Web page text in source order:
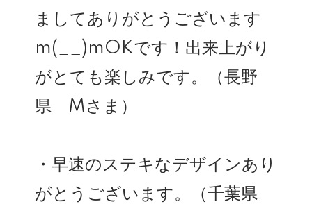
ましてありがとうございます
m(__)mOKです！出来上がり
がとても楽しみです。（長野
県 Mさま）
・早速のステキなデザインあり
がとうございます。（千葉県